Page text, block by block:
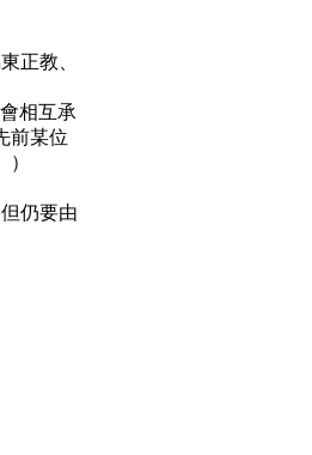
正教、
相互承
前某位
仍要由